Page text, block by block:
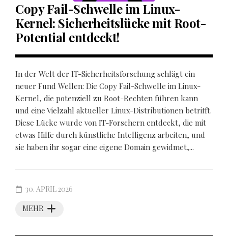
Copy Fail-Schwelle im Linux-
Kernel: Sicherheitslücke mit Root-
Potential entdeckt!
In der Welt der IT-Sicherheitsforschung schlägt ein
neuer Fund Wellen: Die Copy Fail-Schwelle im Linux-
Kernel, die potenziell zu Root-Rechten führen kann
und eine Vielzahl aktueller Linux-Distributionen betrifft.
Diese Lücke wurde von IT-Forschern entdeckt, die mit
etwas Hilfe durch künstliche Intelligenz arbeiten, und
sie haben ihr sogar eine eigene Domain gewidmet,...
MEHR
30. APRIL 2026